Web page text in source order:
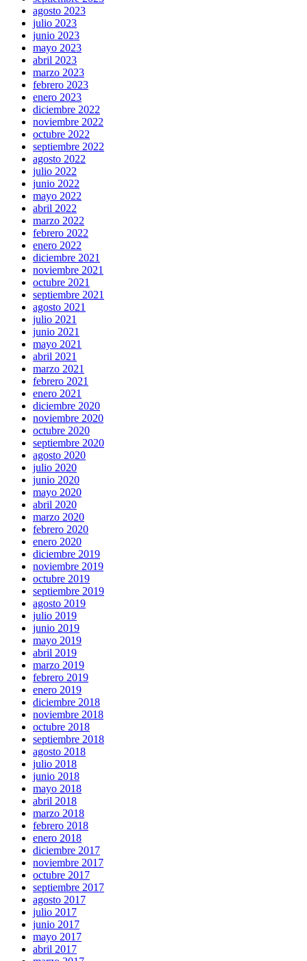
agosto 2023
julio 2023
junio 2023
mayo 2023
abril 2023
marzo 2023
febrero 2023
enero 2023
diciembre 2022
noviembre 2022
octubre 2022
septiembre 2022
agosto 2022
julio 2022
junio 2022
mayo 2022
abril 2022
marzo 2022
febrero 2022
enero 2022
diciembre 2021
noviembre 2021
octubre 2021
septiembre 2021
agosto 2021
julio 2021
junio 2021
mayo 2021
abril 2021
marzo 2021
febrero 2021
enero 2021
diciembre 2020
noviembre 2020
octubre 2020
septiembre 2020
agosto 2020
julio 2020
junio 2020
mayo 2020
abril 2020
marzo 2020
febrero 2020
enero 2020
diciembre 2019
noviembre 2019
octubre 2019
septiembre 2019
agosto 2019
julio 2019
junio 2019
mayo 2019
abril 2019
marzo 2019
febrero 2019
enero 2019
diciembre 2018
noviembre 2018
octubre 2018
septiembre 2018
agosto 2018
julio 2018
junio 2018
mayo 2018
abril 2018
marzo 2018
febrero 2018
enero 2018
diciembre 2017
noviembre 2017
octubre 2017
septiembre 2017
agosto 2017
julio 2017
junio 2017
mayo 2017
abril 2017